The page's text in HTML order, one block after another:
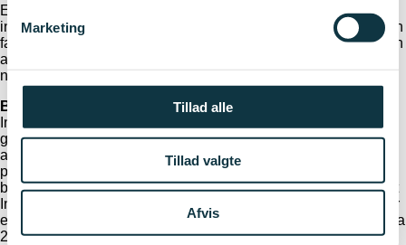
Marketing
Tillad alle
Tillad valgte
Afvis
Endvidere kritiserer styrelsen, at en række virksomheder har
indsendt ansøgninger til Innobooster-programmet uden at få en
faglig bedømmelse, fordi der ikke har været flere midler i puljen
at investere. Denne problemstilling er ligeledes løst med det
nye programdesign.
Berørte ansøgere kan genansøge 4. marts
Innovationsfondens medarbejdere og paneler er fortsat i fuld
gang med at se læse og vurdere de mange Innobooster-
ansøgninger, som blev indsendt op imod lukning af
programmet den 5. september 2024. Ansøgningerne bliver
behandlet i kronologisk rækkefølge, men prognoserne viser, at
Innobooster-midlerne vil være opbrugt, inden alle ansøgninger
er blevet behandlet. Der vil derfor være ca. 100 ansøgninger fra
2024, som ikke får en faglig bedømmelse.